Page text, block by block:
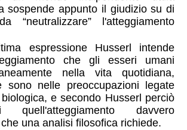
sospende appunto il giudizio su di
“neutralizzare” l'atteggiamento
espressione Husserl intende
che gli esseri umani
nella vita quotidiana,
sono nelle preoccupazioni legate
e secondo Husserl perciò
davvero
una analisi filosofica richiede.